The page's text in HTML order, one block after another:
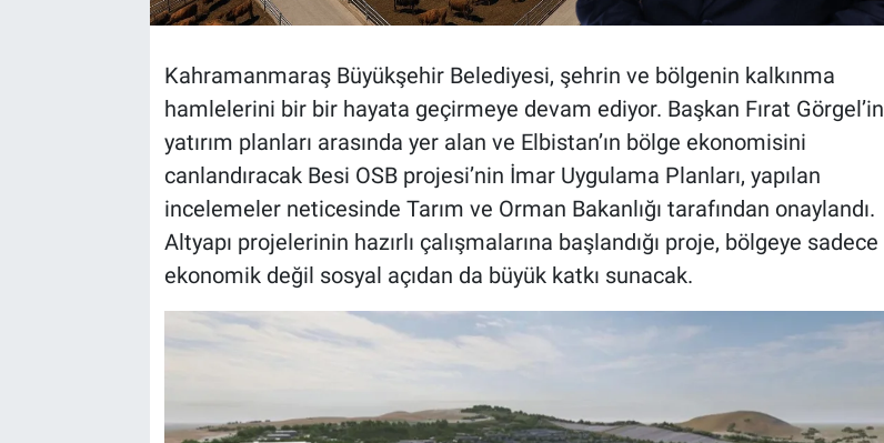
Kahramanmaraş Büyükşehir Belediyesi, şehrin ve bölgenin kalkınma
hamlelerini bir bir hayata geçirmeye devam ediyor. Başkan Fırat Görgel’in
yatırım planları arasında yer alan ve Elbistan’ın bölge ekonomisini
canlandıracak Besi OSB projesi’nin İmar Uygulama Planları, yapılan
incelemeler neticesinde Tarım ve Orman Bakanlığı tarafından onaylandı.
Altyapı projelerinin hazırlı çalışmalarına başlandığı proje, bölgeye sadece
ekonomik değil sosyal açıdan da büyük katkı sunacak.
HABERDE İNSAN